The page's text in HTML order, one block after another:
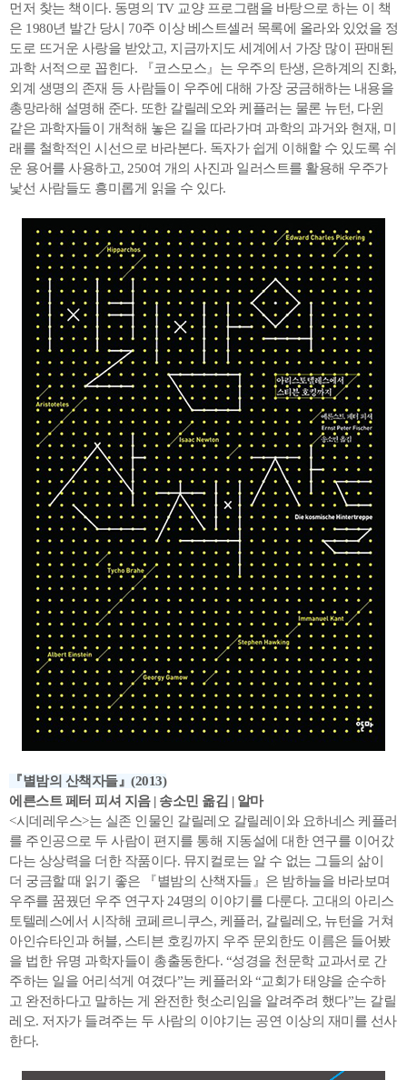
먼저 찾는 책이다. 동명의 TV 교양 프로그램을 바탕으로 하는 이 책
은 1980년 발간 당시 70주 이상 베스트셀러 목록에 올라와 있었을 정
도로 뜨거운 사랑을 받았고, 지금까지도 세계에서 가장 많이 판매된
과학 서적으로 꼽힌다. 『코스모스』는 우주의 탄생, 은하계의 진화,
외계 생명의 존재 등 사람들이 우주에 대해 가장 궁금해하는 내용을
총망라해 설명해 준다. 또한 갈릴레오와 케플러는 물론 뉴턴, 다윈
같은 과학자들이 개척해 놓은 길을 따라가며 과학의 과거와 현재, 미
래를 철학적인 시선으로 바라본다. 독자가 쉽게 이해할 수 있도록 쉬
운 용어를 사용하고, 250여 개의 사진과 일러스트를 활용해 우주가
낯선 사람들도 흥미롭게 읽을 수 있다.
『별밤의 산책자들』(2013)
에른스트 페터 피셔 지음 | 송소민 옮김 | 알마
<시데레우스>는 실존 인물인 갈릴레오 갈릴레이와 요하네스 케플러
를 주인공으로 두 사람이 편지를 통해 지동설에 대한 연구를 이어갔
다는 상상력을 더한 작품이다. 뮤지컬로는 알 수 없는 그들의 삶이
더 궁금할 때 읽기 좋은 『별밤의 산책자들』은 밤하늘을 바라보며
우주를 꿈꿨던 우주 연구자 24명의 이야기를 다룬다. 고대의 아리스
토텔레스에서 시작해 코페르니쿠스, 케플러, 갈릴레오, 뉴턴을 거쳐
아인슈타인과 허블, 스티븐 호킹까지 우주 문외한도 이름은 들어봤
을 법한 유명 과학자들이 총출동한다. “성경을 천문학 교과서로 간
주하는 일을 어리석게 여겼다”는 케플러와 “교회가 태양을 순수하
고 완전하다고 말하는 게 완전한 헛소리임을 알려주려 했다”는 갈릴
레오. 저자가 들려주는 두 사람의 이야기는 공연 이상의 재미를 선사
한다.